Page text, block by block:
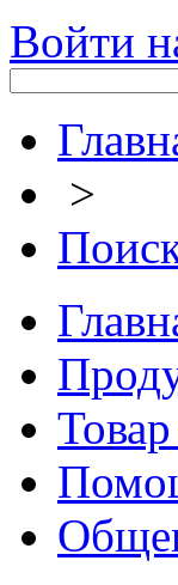
Войти
>